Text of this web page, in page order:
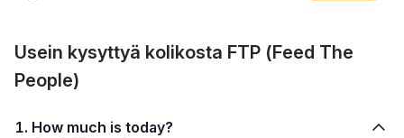
Usein kysyttyä kolikosta FTP (Feed The
People)
1. How much is today?